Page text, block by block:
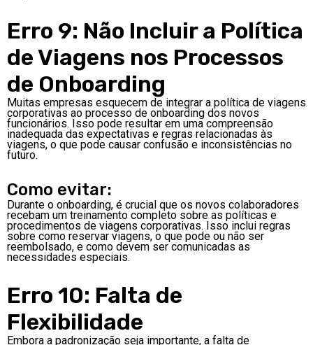
Erro 9: Não Incluir a Política
de Viagens nos Processos
de Onboarding
Muitas empresas esquecem de integrar a política de viagens
corporativas ao processo de onboarding dos novos
funcionários. Isso pode resultar em uma compreensão
inadequada das expectativas e regras relacionadas às
viagens, o que pode causar confusão e inconsistências no
futuro.
Como evitar:
Durante o onboarding, é crucial que os novos colaboradores
recebam um treinamento completo sobre as políticas e
procedimentos de viagens corporativas. Isso inclui regras
sobre como reservar viagens, o que pode ou não ser
reembolsado, e como devem ser comunicadas as
necessidades especiais.
Erro 10: Falta de
Flexibilidade
Embora a padronização seja importante, a falta de